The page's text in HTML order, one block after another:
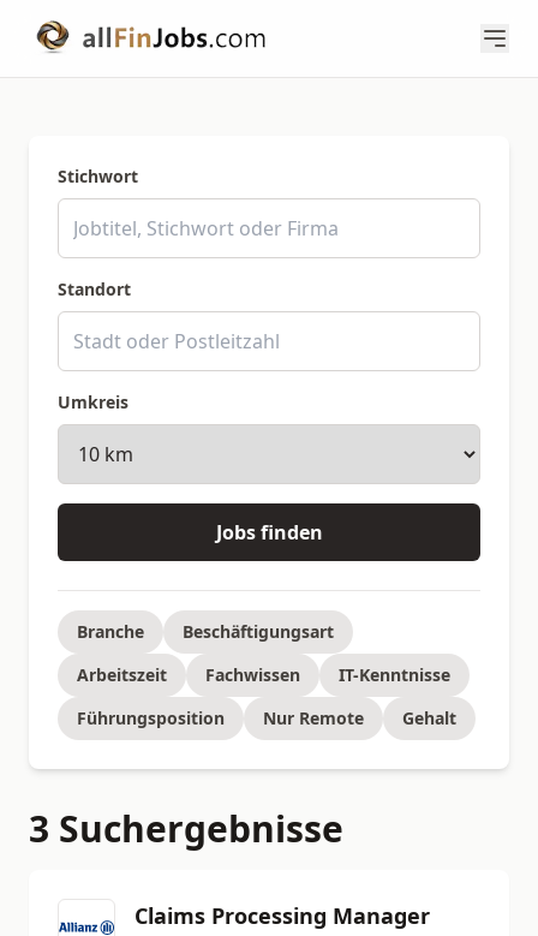
Stichwort
Standort
Umkreis
Jobs finden
Branche
Beschäftigungsart
Arbeitszeit
Fachwissen
IT-Kenntnisse
Führungsposition
Nur Remote Gehalt
3 Suchergebnisse
Claims Processing Manager